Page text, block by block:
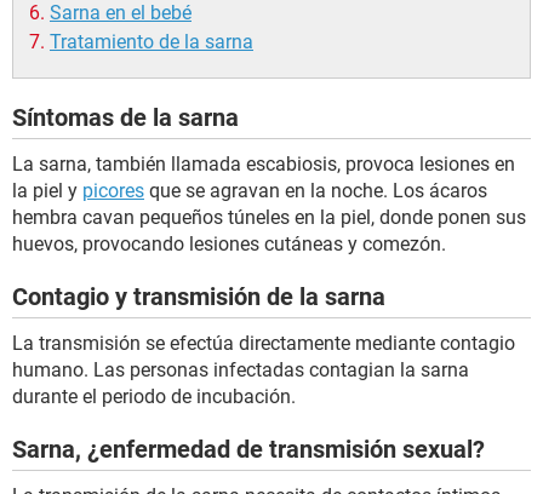
Sarna en el bebé
Tratamiento de la sarna
Síntomas de la sarna
La sarna, también llamada escabiosis, provoca lesiones en
la piel y picores que se agravan en la noche. Los ácaros
hembra cavan pequeños túneles en la piel, donde ponen sus
huevos, provocando lesiones cutáneas y comezón.
Contagio y transmisión de la sarna
La transmisión se efectúa directamente mediante contagio
humano. Las personas infectadas contagian la sarna
durante el periodo de incubación.
Sarna, ¿enfermedad de transmisión sexual?